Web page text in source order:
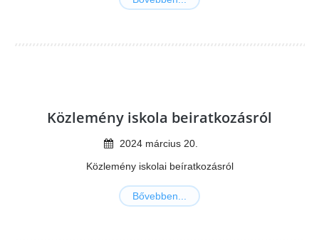
Közlemény iskola beiratkozásról
2024 március 20
Közlemény iskolai beíratkozásról
Bővebben...